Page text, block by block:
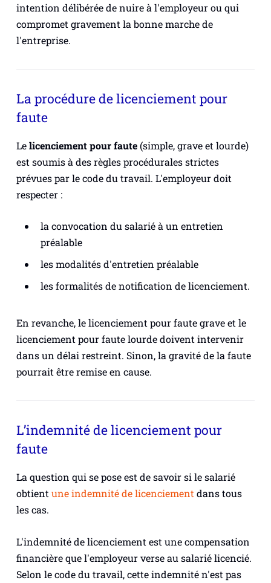
intention délibérée de nuire à l'employeur ou qui
compromet gravement la bonne marche de
l'entreprise.
La procédure de licenciement pour
faute
Lelicenciement pour faute(simple, grave et lourde)
est soumis à des règles procédurales strictes
prévues par le code du travail. L'employeur doit
respecter :
la convocation du salarié à un entretien
préalable
les modalités d'entretien préalable
les formalités de notification de licenciement.
En revanche, le licenciement pour faute grave et le
licenciement pour faute lourde doivent intervenir
dans un délai restreint. Sinon, la gravité de la faute
pourrait être remise en cause.
L’indemnité de licenciement pour
faute
La question qui se pose est de savoir si le salarié
obtient une indemnité de licenciement dans tous
les cas.
L'indemnité de licenciement est une compensation
financière que l'employeur verse au salarié licencié.
Selon le code du travail, cette indemnité n'est pas